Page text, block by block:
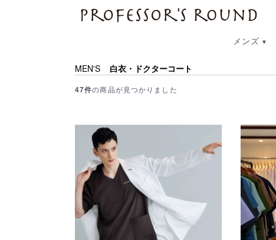
プロフェッサーズラウンド
メンズ
MEN'S 白衣・ドクターコート
47件の商品が見つかりました